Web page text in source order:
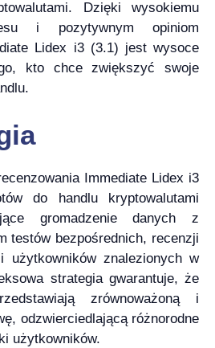
Dzięki wysokiemu
i pozytywnym opiniom
Lidex i3 (3.1) jest wysoce
kto chce zwiększyć swoje
Immediate Lidex i3
do handlu kryptowalutami
gromadzenie danych z
testów bezpośrednich, recenzji
użytkowników znalezionych w
strategia gwarantuje, że
zrównoważoną i
odzwierciedlającą różnorodne
użytkowników.